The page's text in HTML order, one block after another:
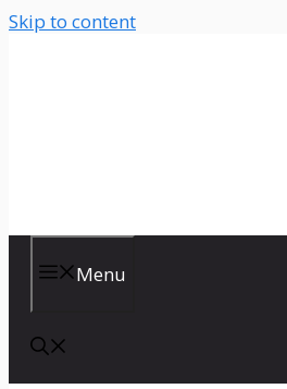
Skip to content
Menu